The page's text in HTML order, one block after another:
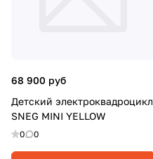
68 900 руб
Детский электроквадроцикл
SNEG MINI YELLOW
0 0